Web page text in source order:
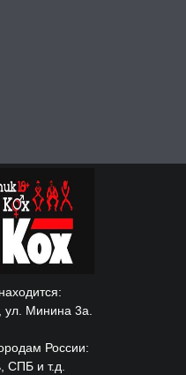
ул. Минина 3а.
России:
СПБ и т.д.